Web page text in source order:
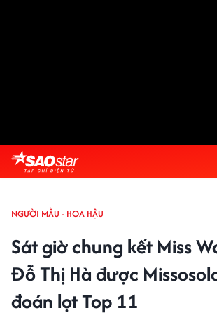
NGƯỜI MẪU - HOA HẬU
Sát giờ chung kết Miss
Đỗ Thị Hà được
đoán lọt Top 11